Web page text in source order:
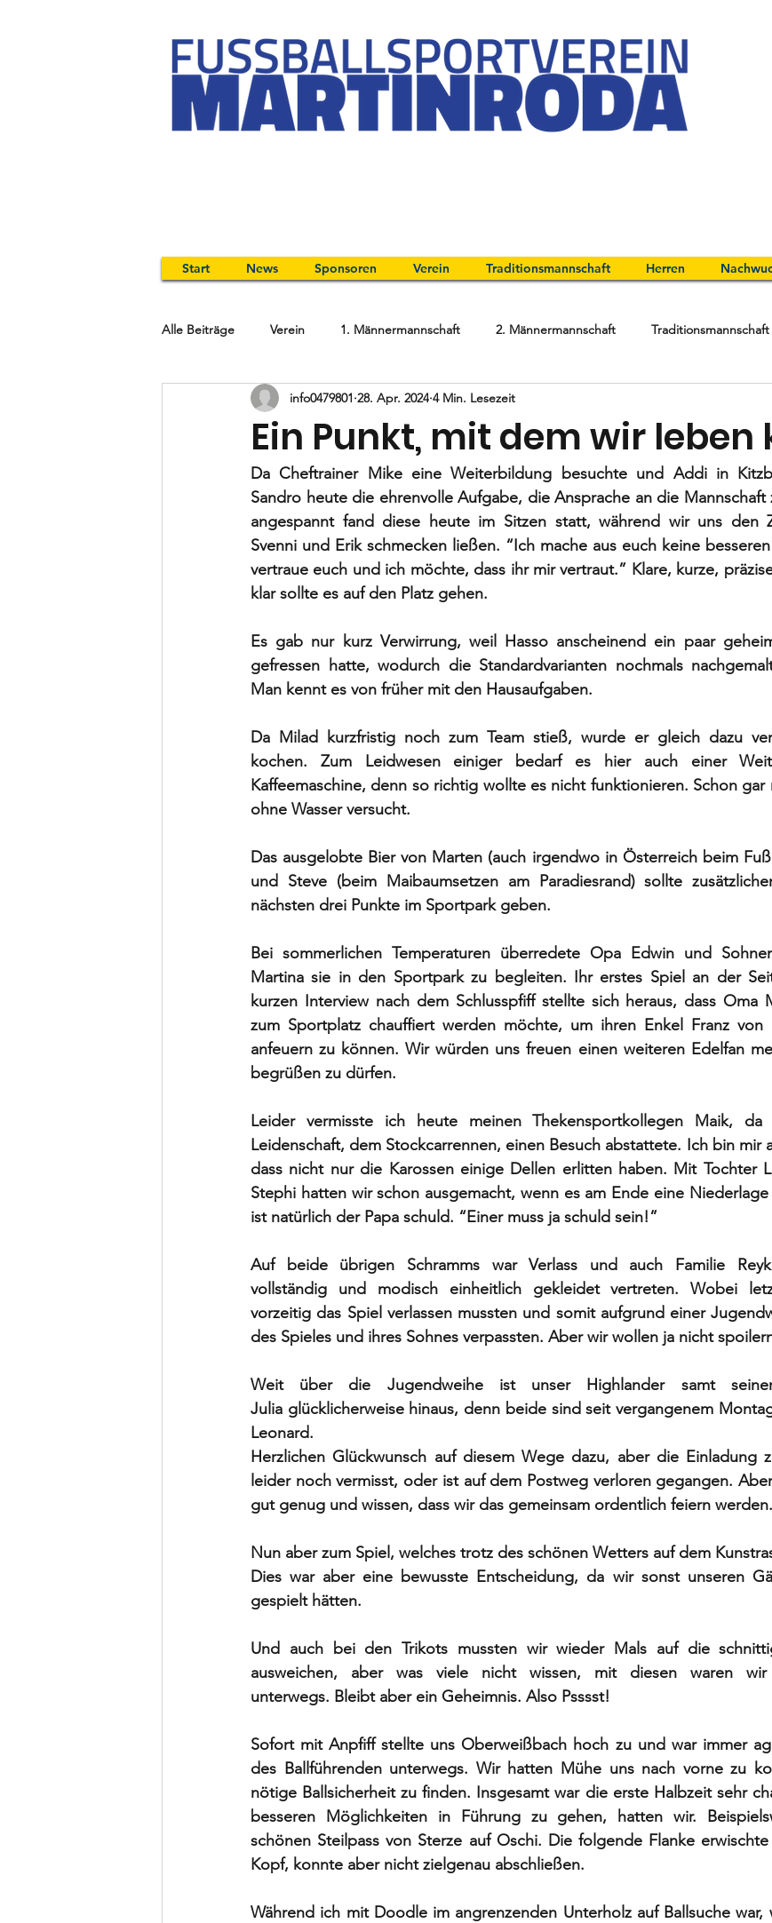
Start News Sponsoren Verein Traditionsmannschaft Herren
Alle Beiträge Verein 1. Männermannschaft 2. Männermannschaft Traditionsmannschaft
B-Jugend C-Jugend D-Jugend E-Jugend
Ein Punkt, mit dem wir leben
info0479801 28. Apr. 2024 4 Min. Lesezeit
Da Cheftrainer Mike eine Weiterbildung besuchte und Addi in
Sandro heute die ehrenvolle Aufgabe, die Ansprache an die Mannschaft
angespannt fand diese heute im Sitzen statt, während wir uns den
Svenni und Erik schmecken ließen. “Ich mache aus euch keine
vertraue euch und ich möchte, dass ihr mir vertraut.” Klare, kurze,
klar sollte es auf den Platz gehen.
Es gab nur kurz Verwirrung, weil Hasso anscheinend ein paar
gefressen hatte, wodurch die Standardvarianten nochmals
Man kennt es von früher mit den Hausaufgaben.
Da Milad kurzfristig noch zum Team stieß, wurde er gleich dazu
kochen. Zum Leidwesen einiger bedarf es hier auch einer
Kaffeemaschine, denn so richtig wollte es nicht funktionieren. Schon gar
ohne Wasser versucht.
Das ausgelobte Bier von Marten (auch irgendwo in Österreich beim
und Steve (beim Maibaumsetzen am Paradiesrand) sollte
nächsten drei Punkte im Sportpark geben.
Bei sommerlichen Temperaturen überredete Opa Edwin und
Martina sie in den Sportpark zu begleiten. Ihr erstes Spiel an der
kurzen Interview nach dem Schlusspfiff stellte sich heraus, dass Oma
zum Sportplatz chauffiert werden möchte, um ihren Enkel Franz von
anfeuern zu können. Wir würden uns freuen einen weiteren Edelfan
begrüßen zu dürfen.
Leider vermisste ich heute meinen Thekensportkollegen Maik,
Leidenschaft, dem Stockcarrennen, einen Besuch abstattete. Ich bin mir
dass nicht nur die Karossen einige Dellen erlitten haben. Mit Tochter
Stephi hatten wir schon ausgemacht, wenn es am Ende eine
ist natürlich der Papa schuld. “Einer muss ja schuld sein!”
Auf beide übrigen Schramms war Verlass und auch Familie
vollständig und modisch einheitlich gekleidet vertreten. Wobei
vorzeitig das Spiel verlassen mussten und somit aufgrund einer
des Spieles und ihres Sohnes verpassten. Aber wir wollen ja nicht
Weit über die Jugendweihe ist unser Highlander samt seiner
Julia glücklicherweise hinaus, denn beide sind seit vergangenem
Leonard.
Herzlichen Glückwunsch auf diesem Wege dazu, aber die Einladung
leider noch vermisst, oder ist auf dem Postweg verloren gegangen.
gut genug und wissen, dass wir das gemeinsam ordentlich feiern werden.
Nun aber zum Spiel, welches trotz des schönen Wetters auf dem
Dies war aber eine bewusste Entscheidung, da wir sonst unseren
gespielt hätten.
Und auch bei den Trikots mussten wir wieder Mals auf die
ausweichen, aber was viele nicht wissen, mit diesen waren
unterwegs. Bleibt aber ein Geheimnis. Also Psssst!
Sofort mit Anpfiff stellte uns Oberweißbach hoch zu und war immer
des Ballführenden unterwegs. Wir hatten Mühe uns nach vorne zu
nötige Ballsicherheit zu finden. Insgesamt war die erste Halbzeit sehr
besseren Möglichkeiten in Führung zu gehen, hatten wir.
schönen Steilpass von Sterze auf Oschi. Die folgende Flanke
Kopf, konnte aber nicht zielgenau abschließen.
Während ich mit Doodle im angrenzenden Unterholz auf Ballsuche war,